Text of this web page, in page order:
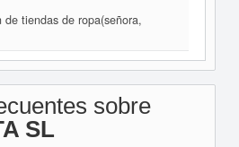
de tiendas de ropa(señora,
sobre
SL